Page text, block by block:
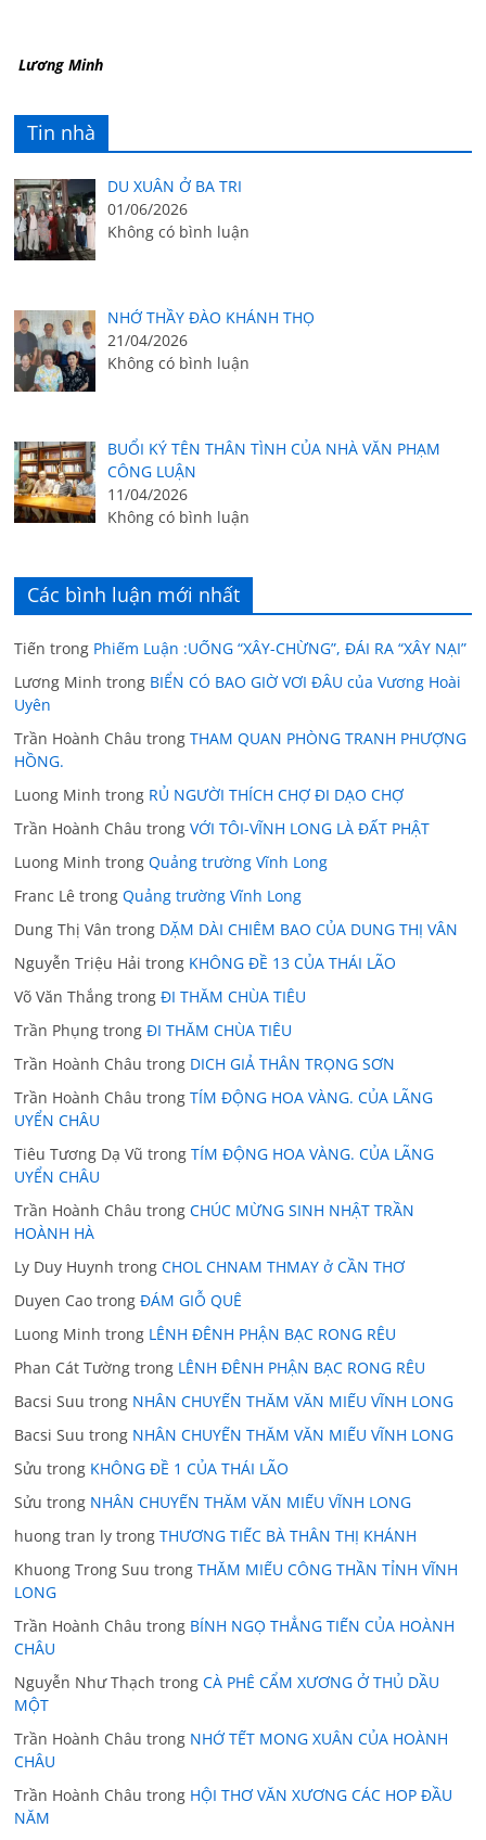
Lương Minh
Tin nhà
DU XUÂN Ở BA TRI
01/06/2026
Không có bình luận
NHỚ THẦY ĐÀO KHÁNH THỌ
21/04/2026
Không có bình luận
BUỔI KÝ TÊN THÂN TÌNH CỦA NHÀ VĂN PHẠM
CÔNG LUẬN
11/04/2026
Không có bình luận
Các bình luận mới nhất
Tiến trong Phiếm Luận :UỐNG “XÂY-CHỪNG”, ĐÁI RA “XÂY NẠI”
Lương Minh trong BIỂN CÓ BAO GIỜ VƠI ĐÂU của Vương Hoài
Uyên
Trần Hoành Châu trongTHAM QUAN PHÒNG TRANH PHƯỢNG
HỒNG.
Luong Minh trong RỦ NGƯỜI THÍCH CHỢ ĐI DẠO CHỢ
Trần Hoành Châu trongVỚI TÔI-VĨNH LONG LÀ ĐẤT PHẬT
Luong Minh trongQuảng trường Vĩnh Long
Franc Lê trongQuảng trường Vĩnh Long
Dung Thị Vân trong DẶM DÀI CHIÊM BAO CỦA DUNG THỊ VÂN
Nguyễn Triệu Hải trong KHÔNG ĐỀ 13 CỦA THÁI LÃO
Võ Văn Thắng trongĐI THĂM CHÙA TIÊU
Trần Phụng trongĐI THĂM CHÙA TIÊU
Trần Hoành Châu trong DICH GIẢ THÂN TRỌNG SƠN
Trần Hoành Châu trongTÍM ĐỘNG HOA VÀNG. CỦA LÃNG
UYỂN CHÂU
Tiêu Tương Dạ Vũ trongTÍM ĐỘNG HOA VÀNG. CỦA LÃNG
UYỂN CHÂU
Trần Hoành Châu trongCHÚC MỪNG SINH NHẬT TRẦN
HOÀNH HÀ
Ly Duy Huynh trongCHOL CHNAM THMAY ở CẦN THƠ
Duyen Cao trongĐÁM GIỖ QUÊ
Luong Minh trong LÊNH ĐÊNH PHẬN BẠC RONG RÊU
Phan Cát Tường trong LÊNH ĐÊNH PHẬN BẠC RONG RÊU
Bacsi Suu trong NHÂN CHUYẾN THĂM VĂN MIẾU VĨNH LONG
Bacsi Suu trong NHÂN CHUYẾN THĂM VĂN MIẾU VĨNH LONG
Sửu trong KHÔNG ĐỀ 1 CỦA THÁI LÃO
Sửu trong NHÂN CHUYẾN THĂM VĂN MIẾU VĨNH LONG
huong tran ly trongTHƯƠNG TIẾC BÀ THÂN THỊ KHÁNH
Khuong Trong Suu trongTHĂM MIẾU CÔNG THẦN TỈNH VĨNH
LONG
Trần Hoành Châu trong BÍNH NGỌ THẲNG TIẾN CỦA HOÀNH
CHÂU
Nguyễn Như Thạch trongCÀ PHÊ CẨM XƯƠNG Ở THỦ DẦU
MỘT
Trần Hoành Châu trong NHỚ TẾT MONG XUÂN CỦA HOÀNH
CHÂU
Trần Hoành Châu trong HỘI THƠ VĂN XƯƠNG CÁC HOP ĐẦU
NĂM